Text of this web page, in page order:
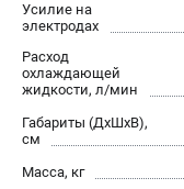
Как выбрать
Как выбрать
Как выбрать
Как выбрать
Усилие на
электродах
Расход
охлаждающей
жидкости, л/мин
Габариты (ДхШхВ),
см
Масса, кг